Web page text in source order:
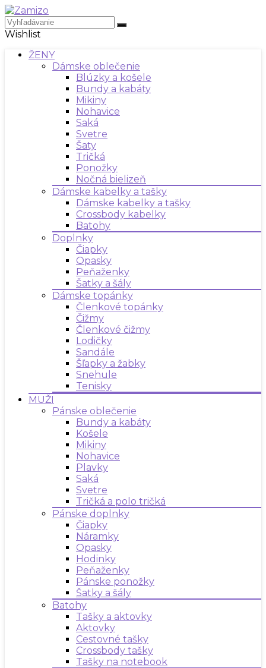
Wishlist
ŽENY
Dámske oblečenie
Blúzky a košele
Bundy a kabáty
Mikiny
Nohavice
Saká
Svetre
Šaty
Tričká
Ponožky
Nočná bielizeň
Dámske kabelky a tašky
Dámske kabelky a tašky
Crossbody kabelky
Batohy
Doplnky
Čiapky
Opasky
Peňaženky
Šatky a šály
Dámske topánky
Členkové topánky
Čižmy
Členkové čižmy
Lodičky
Sandále
Šľapky a žabky
Snehule
Tenisky
MUŽI
Pánske oblečenie
Bundy a kabáty
Košele
Mikiny
Nohavice
Plavky
Saká
Svetre
Tričká a polo tričká
Pánske doplnky
Čiapky
Náramky
Opasky
Hodinky
Peňaženky
Pánske ponožky
Šatky a šály
Batohy
Tašky a aktovky
Aktovky
Cestovné tašky
Crossbody tašky
Tašky na notebook